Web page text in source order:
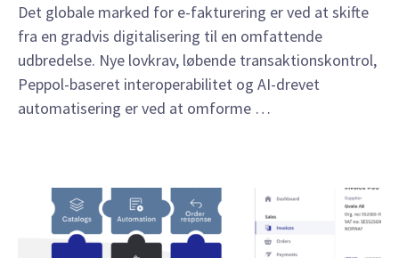
Det globale marked for e-fakturering er ved at skifte
fra en gradvis digitalisering til en omfattende
udbredelse. Nye lovkrav, løbende transaktionskontrol,
Peppol-baseret interoperabilitet og AI-drevet
automatisering er ved at omforme …